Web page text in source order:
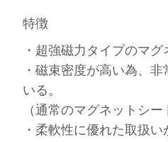
特徴
・超強磁力タイプのマグ
・磁束密度が高い為、
いる。
（通常のマグネットシー
・柔軟性に優れた取扱